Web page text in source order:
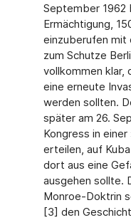
September 1962
Ermächtigung,
einzuberufen mit
zum Schutze
vollkommen klar,
eine erneute
werden sollten.
später am 26.
Kongress in
erteilen, auf
dort aus eine
ausgehen sollte.
Monroe-Doktrin
[3] den